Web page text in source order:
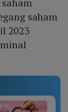
saham
2023